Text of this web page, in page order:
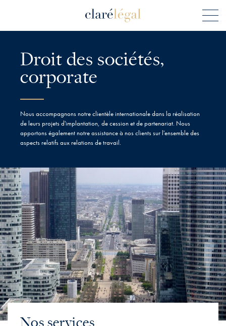
Droit des sociétés,
corporate
Nous accompagnons notre clientèle internationale dans la réalisation
de leurs projets d'implantation, de cession et de partenariat. Nous
apportons également notre assistance à nos clients sur l'ensemble des
aspects relatifs aux relations de travail.